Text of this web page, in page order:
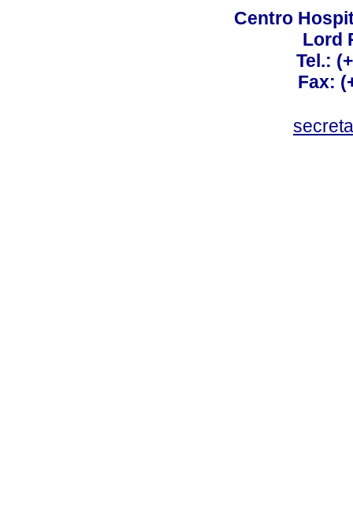
Centro
Lord
Tel.:
Fax: